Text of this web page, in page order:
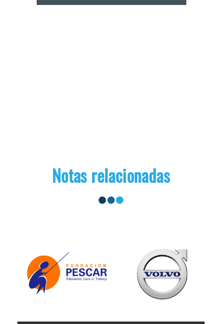
Notas relacionadas